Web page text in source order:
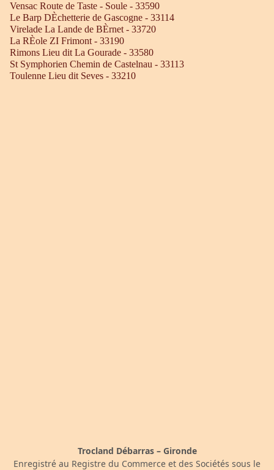
Vensac Route de Taste - Soule - 33590
Le Barp DÈchetterie de Gascogne - 33114
Virelade La Lande de BÈrnet - 33720
La RÈole ZI Frimont - 33190
Rimons Lieu dit La Gourade - 33580
St Symphorien Chemin de Castelnau - 33113
Toulenne Lieu dit Seves - 33210
Trocland Débarras – Gironde
Enregistré au Registre du Commerce et des Sociétés sous le